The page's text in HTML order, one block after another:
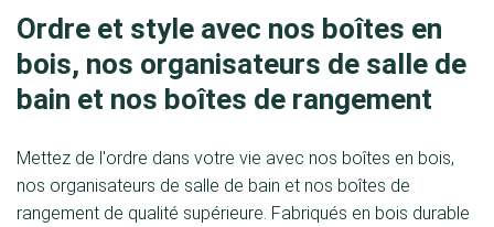
Ordre et style avec nos boîtes en
bois, nos organisateurs de salle de
bain et nos boîtes de rangement
Mettez de l'ordre dans votre vie avec nos boîtes en bois,
nos organisateurs de salle de bain et nos boîtes de
rangement de qualité supérieure. Fabriqués en bois durable